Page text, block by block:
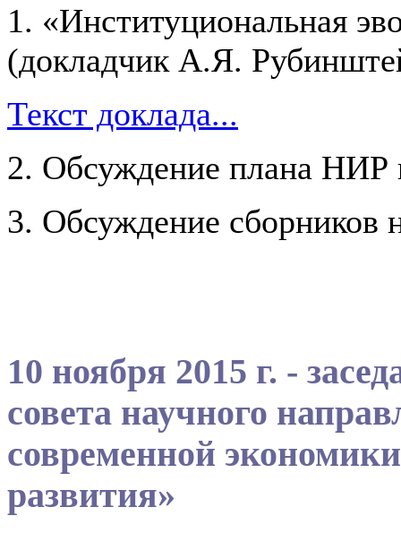
1. «Институциональная
(докладчик А.Я.
Текст доклада...
2. Обсуждение плана НИР
3. Обсуждение сборников
10 ноября 2015 г. -
совета научного
современной
развития»